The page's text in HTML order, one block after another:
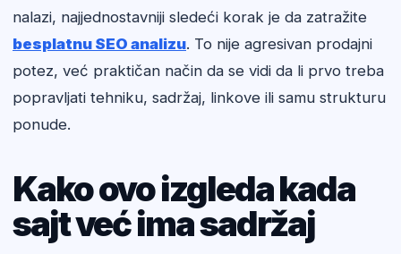
nalazi, najjednostavniji sledeći korak je da zatražite
besplatnu SEO analizu. To nije agresivan prodajni
potez, već praktičan način da se vidi da li prvo treba
popravljati tehniku, sadržaj, linkove ili samu strukturu
ponude.
Kako ovo izgleda kada
sajt već ima sadržaj